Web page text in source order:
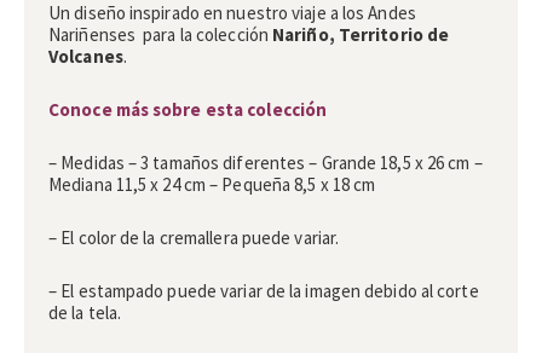
Un diseño inspirado en nuestro viaje a los Andes
Nariñenses para la colección Nariño, Territorio de
Volcanes.
Conoce más sobre esta colección
– Medidas – 3 tamaños diferentes – Grande 18,5 x 26 cm –
Mediana 11,5 x 24 cm – Pequeña 8,5 x 18 cm
– El color de la cremallera puede variar.
– El estampado puede variar de la imagen debido al corte
de la tela.